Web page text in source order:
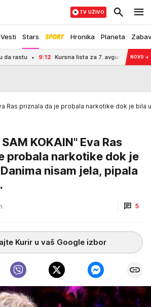
Vesti Stars Hronika Planeta
TV UŽIVO
9:12 Kursna lista za 7. avgust 2026: Narodna
NOVO →
Ras priznala da je probala narkotike dok je bila
KOKAIN" Eva Ras
probala narkotike dok je
nisam jela, pipala
5
Kurir u vaš Google izbor